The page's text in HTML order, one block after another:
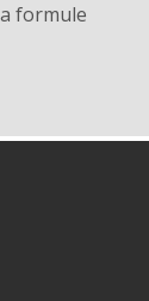
formule